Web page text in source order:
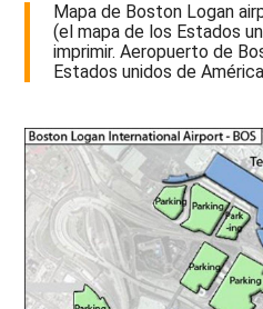
Mapa de Boston Logan
(el mapa de los Estados
imprimir. Aeropuerto de
Estados unidos de